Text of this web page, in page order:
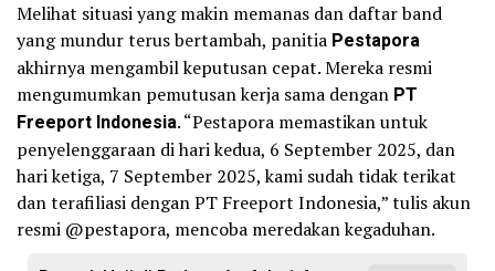
Melihat situasi yang makin memanas dan daftar band
yang mundur terus bertambah, panitia Pestapora
akhirnya mengambil keputusan cepat. Mereka resmi
mengumumkan pemutusan kerja sama dengan PT
Freeport Indonesia. “Pestapora memastikan untuk
penyelenggaraan di hari kedua, 6 September 2025, dan
hari ketiga, 7 September 2025, kami sudah tidak terikat
dan terafiliasi dengan PT Freeport Indonesia,” tulis akun
resmi @pestapora, mencoba meredakan kegaduhan.